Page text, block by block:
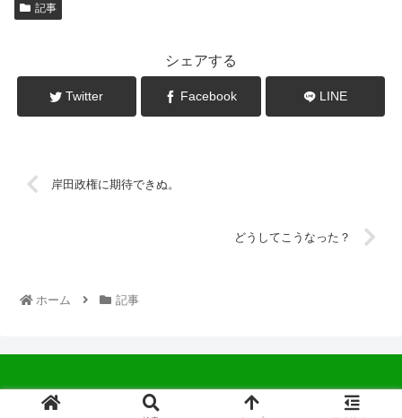
記事
シェアする
Twitter Facebook LINE
岸田政権に期待できぬ。
どうしてこうなった？
ホーム 記事
© 2022 中広会長ブログ.